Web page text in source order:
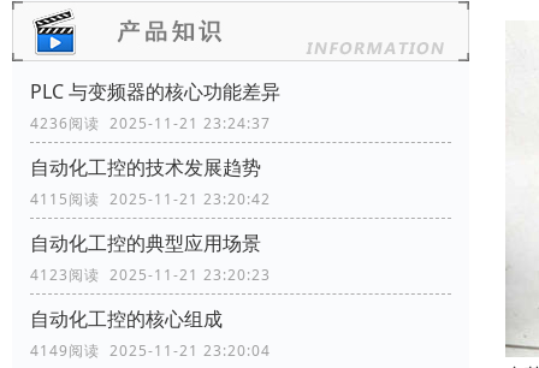
PLC 与变频器的核心功能差异
4236阅读 2025-11-21 23:24:37
自动化工控的技术发展趋势
4115阅读 2025-11-21 23:20:42
自动化工控的典型应用场景
4123阅读 2025-11-21 23:20:23
自动化工控的核心组成
4149阅读 2025-11-21 23:20:04